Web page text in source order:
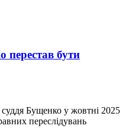
перестав бути
Бущенко у жовтні 2025
переслідувань